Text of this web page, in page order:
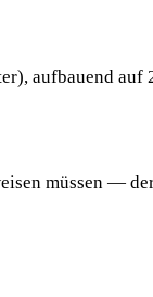
aufbauend
müssen —